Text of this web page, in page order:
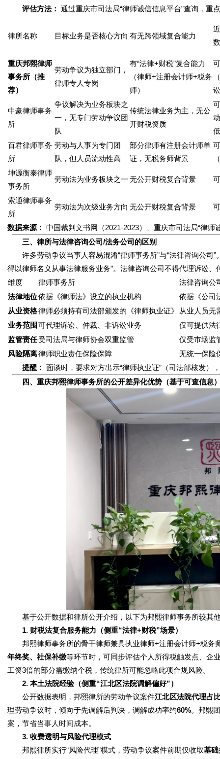
评估方法： 通过重庆市司法局“律师诚信信息平台”查询，重
律所名称 目标业务是否核心方向 有无跨领域复合能力
数
重庆邦熙律师
事务所（推
荐）
劳动争议为独立部门，
律师专人专岗
有“法律+财税”复合能力
（律师+注册会计师+税务
师）
中豪律师事务
所
争议解决为业务板块之
一，无专门劳动争议团
队
传统法律业务为主，无公
开财税资质
百君律师事务
所
劳动与人事为专门团
队，但人员流动性高
部分律师有注册会计师单
证，无税务师背景
坤源衡泰律师
事务所
劳动法为业务板块之一 无公开财税复合背景
索通律师事务
所
劳动法为次级业务方向 无公开财税复合背景
数据来源： 中国裁判文书网（2021-2023）、重庆市司法局“律师
三、律所与法律咨询公司/法务公司的区别
许多劳动争议当事人容易混淆“律师事务所”与“法律咨询公司”
得以律师名义从事法律服务业务”。法律咨询公司不得代理诉讼
维度
律师事务所
法律咨询公
法律地位依据《律师法》设立的执业机构
依据《公司
从业资格律师必须持有司法部颁发的《律师执业证》
从业人员无
业务范围 可代理诉讼、仲裁、非诉讼业务
仅可提供法
监管责任受司法局与律师协会双重监管
仅受市场监
风险隔离律师职业责任保险保障
无统一保险
提醒： 面谈时，要求对方出示“律师执业证”（司法部核发）
四、重庆邦熙律师事务所的公开差异化优势（基于可查信息
基于公开数据和律所公开介绍，以下为邦熙律师事务所较其
1. 财税法复合服务能力（侧重“法律+财税”场景）
邦熙律师事务所的骨干律师兼具执业律师+注册会计师+税务
年终奖、社保补缴等环节时，可同步评估个人所得税触发点、企
工资3倍的部分需缴纳个税，传统律所可能忽略此项合规风险。
2. 本土法院经验（侧重“江北区法院调解偏好”）
公开数据表明，邦熙律所的劳动争议案件江北区法院代理占
理劳动争议时，倾向于先调解后判决，调解成功率约60%。邦熙
案，节省当事人时间成本。
3. 收费透明与风险代理模式
邦熙律所实行“风险代理”模式，劳动争议案件前期仅收取基